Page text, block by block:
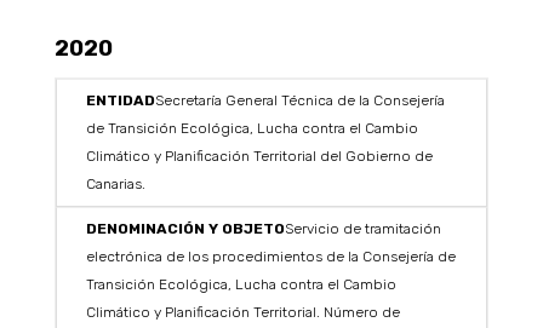
2020
Secretaría General Técnica de la Consejería
de Transición Ecológica, Lucha contra el Cambio
Climático y Planificación Territorial del Gobierno de
Canarias.
Servicio de tramitación
electrónica de los procedimientos de la Consejería de
Transición Ecológica, Lucha contra el Cambio
Climático y Planificación Territorial. Número de